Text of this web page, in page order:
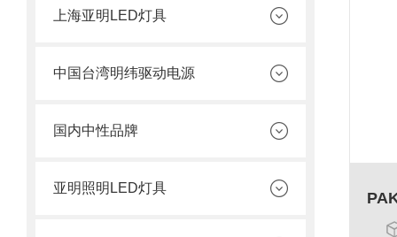
上海亚明LED灯具
中国台湾明纬驱动电源
国内中性品牌
亚明照明LED灯具